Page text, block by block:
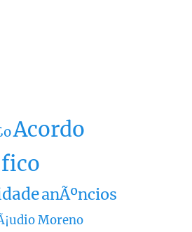
Acordo
anÃºncios
Moreno